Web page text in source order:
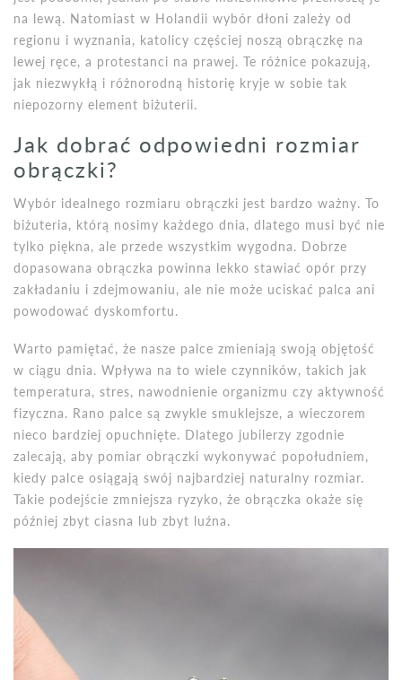
na lewą. Natomiast w Holandii wybór dłoni zależy od
regionu i wyznania, katolicy częściej noszą obrączkę na
lewej ręce, a protestanci na prawej. Te różnice pokazują,
jak niezwykłą i różnorodną historię kryje w sobie tak
niepozorny element biżuterii.
Jak dobrać odpowiedni rozmiar
obrączki?
Wybór idealnego rozmiaru obrączki jest bardzo ważny. To
biżuteria, którą nosimy każdego dnia, dlatego musi być nie
tylko piękna, ale przede wszystkim wygodna. Dobrze
dopasowana obrączka powinna lekko stawiać opór przy
zakładaniu i zdejmowaniu, ale nie może uciskać palca ani
powodować dyskomfortu.
Warto pamiętać, że nasze palce zmieniają swoją objętość
w ciągu dnia. Wpływa na to wiele czynników, takich jak
temperatura, stres, nawodnienie organizmu czy aktywność
fizyczna. Rano palce są zwykle smuklejsze, a wieczorem
nieco bardziej opuchnięte. Dlatego jubilerzy zgodnie
zalecają, aby pomiar obrączki wykonywać popołudniem,
kiedy palce osiągają swój najbardziej naturalny rozmiar.
Takie podejście zmniejsza ryzyko, że obrączka okaże się
później zbyt ciasna lub zbyt luźna.